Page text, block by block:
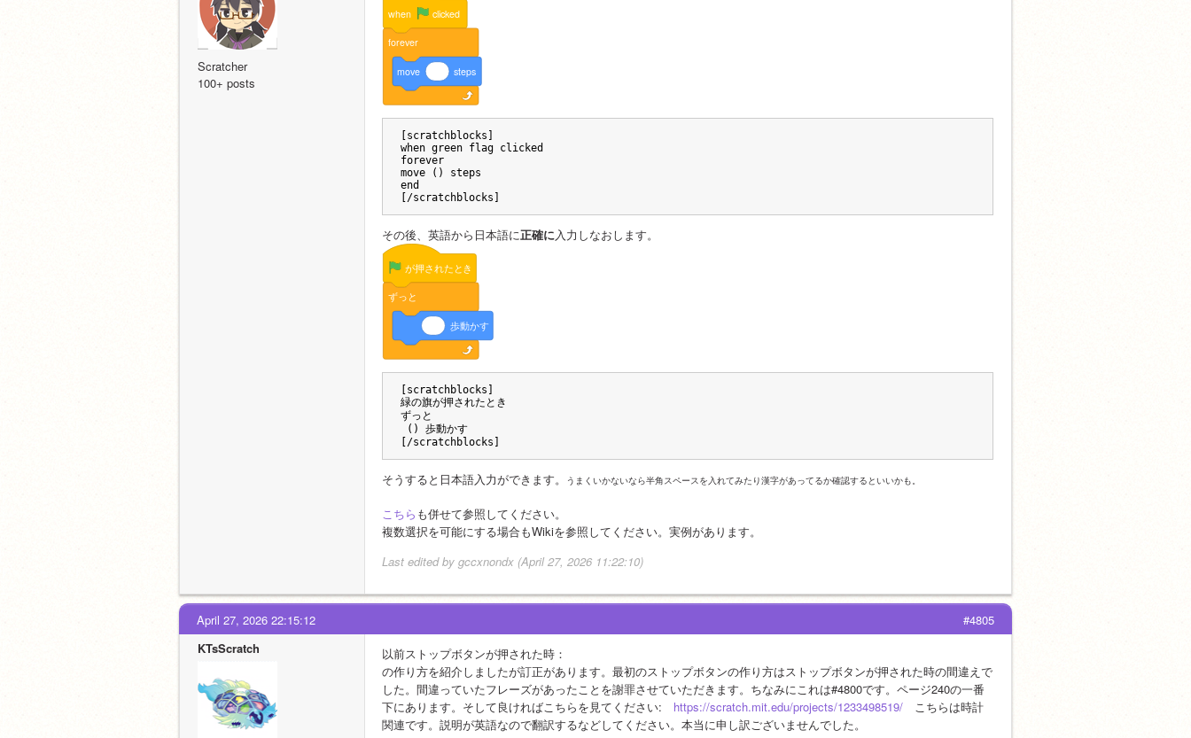
Scratcher
100+ posts
when clicked
forever
move steps
[scratchblocks]
when green flag clicked
forever
move () steps
end
[/scratchblocks]
その後、英語から日本語に正確に入力しなおします。
が押されたとき
ずっと
歩動かす
[scratchblocks]
緑の旗が押されたとき
ずっと
() 歩動かす
[/scratchblocks]
そうすると日本語入力ができます。 うまくいかないなら半角スペースを入れてみたり漢字があってるか確認するといいかも。
こちら も併せて参照してください。
複数選択を可能にする場合もWikiを参照してください。実例があります。
Last edited by gccxnondx (April 27, 2026 11:22:10)
#4805
April 27, 2026 22:15:12
KTsScratch
以前ストップボタンが押された時：
の作り方を紹介しましたが訂正があります。最初のストップボタンの作り方はストップボタンが押された時の間違えで
した。間違っていたフレーズがあったことを謝罪させていただきます。ちなみにこれは#4800です。ページ240の一番
下にあります。そして良ければこちらを見てください: https://scratch.mit.edu/projects/1233498519/ こちらは時計
関連です。説明が英語なので翻訳するなどしてください。本当に申し訳ございませんでした。